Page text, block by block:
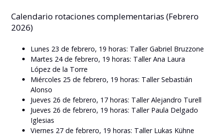
Calendario rotaciones complementarias (Febrero
2026)
Lunes 23 de febrero, 19 horas: Taller Gabriel Bruzzone
Martes 24 de febrero, 19 horas: Taller Ana Laura
López de la Torre
Miércoles 25 de febrero, 19 horas: Taller Sebastián
Alonso
Jueves 26 de febrero, 17 horas: Taller Alejandro Turell
Jueves 26 de febrero, 19 horas: Taller Paula Delgado
Iglesias
Viernes 27 de febrero, 19 horas: Taller Lukas Kühne